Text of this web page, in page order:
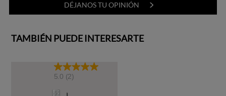
DÉJANOS TU OPINIÓN
TAMBIÉN PUEDE INTERESARTE
5.0 (2)